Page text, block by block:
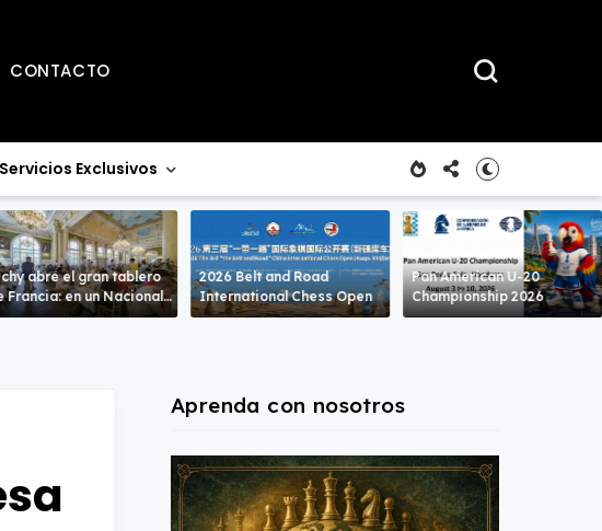
CONTACTO
Servicios Exclusivos
abre el gran tablero
en un Nacional
alto nivel
2026 Belt and Road
International Chess Open
Pan American U-20
Championship 2026
Aprenda con nosotros